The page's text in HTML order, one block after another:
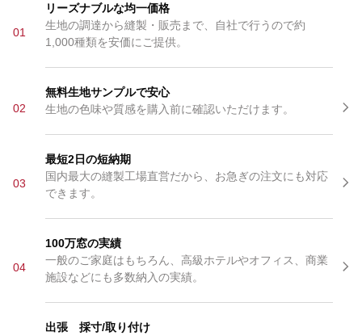
01
リーズナブルな均一価格
生地の調達から縫製・販売まで、自社で行うので約
1,000種類を安価にご提供。
02
無料生地サンプルで安心
生地の色味や質感を購入前に確認いただけます。
03
最短2日の短納期
国内最大の縫製工場直営だから、お急ぎの注文にも対応
できます。
04
100万窓の実績
一般のご家庭はもちろん、高級ホテルやオフィス、商業
施設などにも多数納入の実績。
出張 採寸/取り付け